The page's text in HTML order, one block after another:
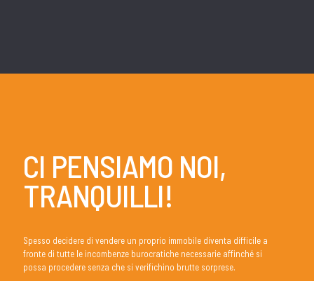
CI PENSIAMO NOI,
TRANQUILLI!
Spesso decidere di vendere un proprio immobile diventa difficile a
fronte di tutte le incombenze burocratiche necessarie affinché si
possa procedere senza che si verifichino brutte sorprese.